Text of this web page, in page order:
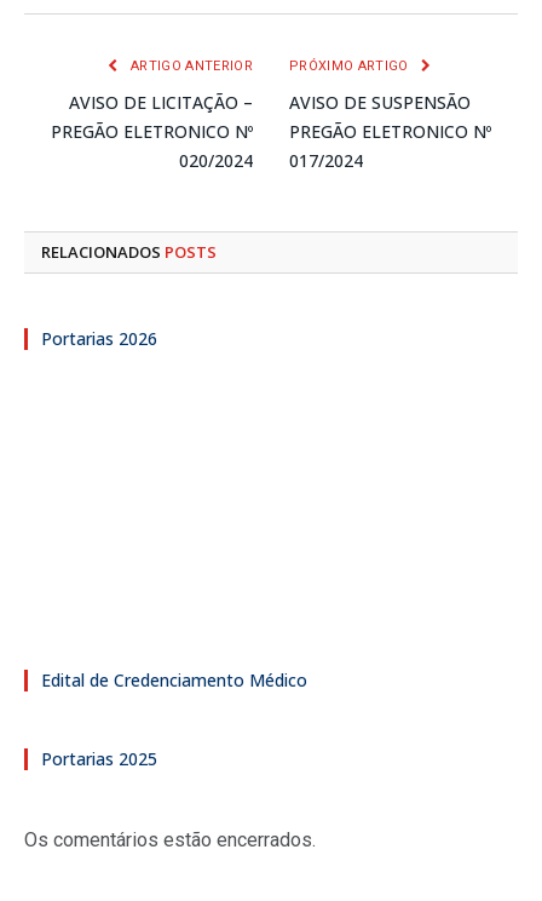
ARTIGO ANTERIOR
AVISO DE LICITAÇÃO –
PREGÃO ELETRONICO Nº
020/2024
PRÓXIMO ARTIGO
AVISO DE SUSPENSÃO
PREGÃO ELETRONICO Nº
017/2024
RELACIONADOS POSTS
Portarias 2026
Edital de Credenciamento Médico
Portarias 2025
Os comentários estão encerrados.